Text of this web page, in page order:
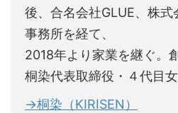
後、合名会社GLUE、株
事務所を経て、
2018年より家業を継ぐ。
桐染代表取締役・４代目女
→桐染（KIRISEN）